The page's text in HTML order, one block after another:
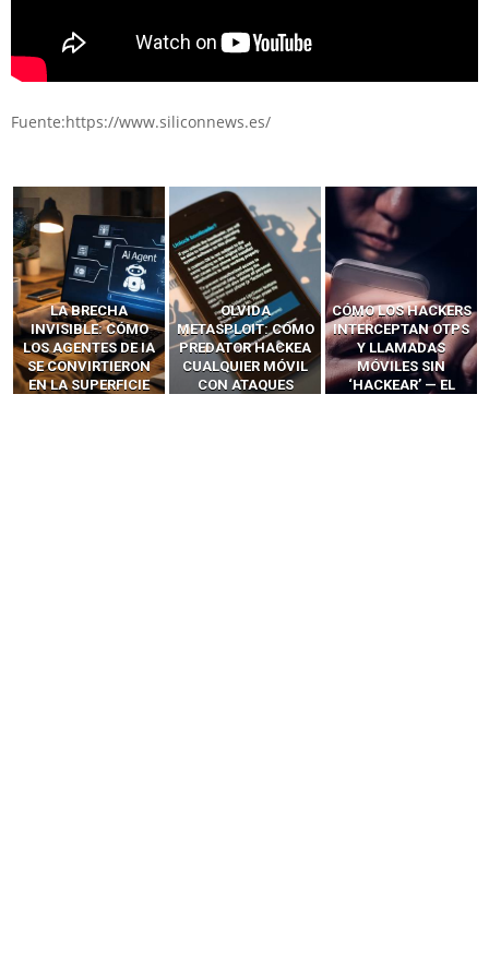
Fuente:https://www.siliconnews.es/
LA BRECHA
INVISIBLE: CÓMO
LOS AGENTES DE IA
SE CONVIRTIERON
EN LA SUPERFICIE
OLVIDA
METASPLOIT: CÓMO
PREDATOR HACKEA
CUALQUIER MÓVIL
CON ATAQUES
CÓMO LOS HACKERS
INTERCEPTAN OTPS
Y LLAMADAS
MÓVILES SIN
‘HACKEAR’ — EL